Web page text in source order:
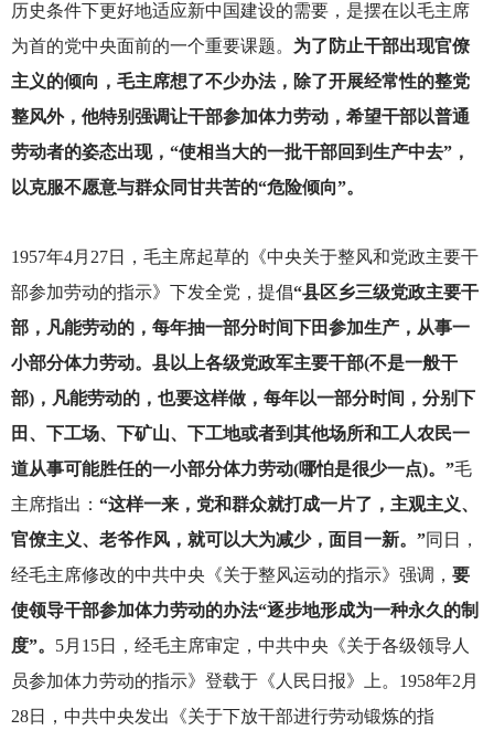
历史条件下更好地适应新中国建设的需要，是摆在以毛主席
为首的党中央面前的一个重要课题。 为了防止干部出现官僚
主义的倾向，毛主席想了不少办法，除了开展经常性的整党
整风外，他特别强调让干部参加体力劳动，希望干部以普通
劳动者的姿态出现，“使相当大的一批干部回到生产中去”，
以克服不愿意与群众同甘共苦的“危险倾向”。
1957年4月27日，毛主席起草的《中央关于整风和党政主要干
部参加劳动的指示》下发全党，提倡“县区乡三级党政主要干
部，凡能劳动的，每年抽一部分时间下田参加生产，从事一
小部分体力劳动。县以上各级党政军主要干部(不是一般干
部)，凡能劳动的，也要这样做，每年以一部分时间，分别下
田、下工场、下矿山、下工地或者到其他场所和工人农民一
道从事可能胜任的一小部分体力劳动(哪怕是很少一点)。”毛
主席指出： “这样一来，党和群众就打成一片了，主观主义、
官僚主义、老爷作风，就可以大为减少，面目一新。”同日，
经毛主席修改的中共中央《关于整风运动的指示》强调， 要
使领导干部参加体力劳动的办法“逐步地形成为一种永久的制
度”。 5月15日，经毛主席审定，中共中央《关于各级领导人
员参加体力劳动的指示》登载于《人民日报》上。1958年2月
28日，中共中央发出《关于下放干部进行劳动锻炼的指